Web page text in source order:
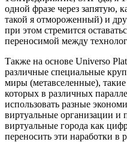
одной фразе через запятую,
такой я отмороженный) и
при этом стремится
переносимой между
Также на основе Universo
различные специальные
миры (метавселенные),
которых в различных
использовать разные
виртуальные организации и
виртуальные города как
переносить эти наработки в